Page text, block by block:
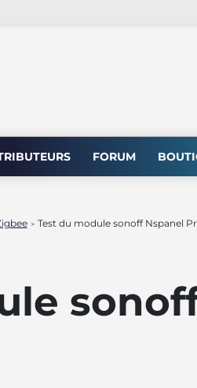
FORUM
> Test du module sonoff Nspanel